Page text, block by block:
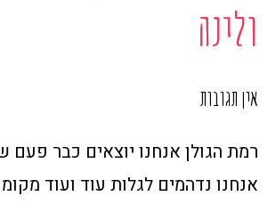
ולינה
אין תגובות
רמת הגולן אנחנו יוצאים כבר פעם
אנחנו נדהמים לגלות עוד ועוד